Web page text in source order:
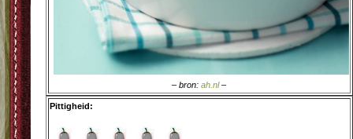
– bron:ah.nl–
Pittigheid: